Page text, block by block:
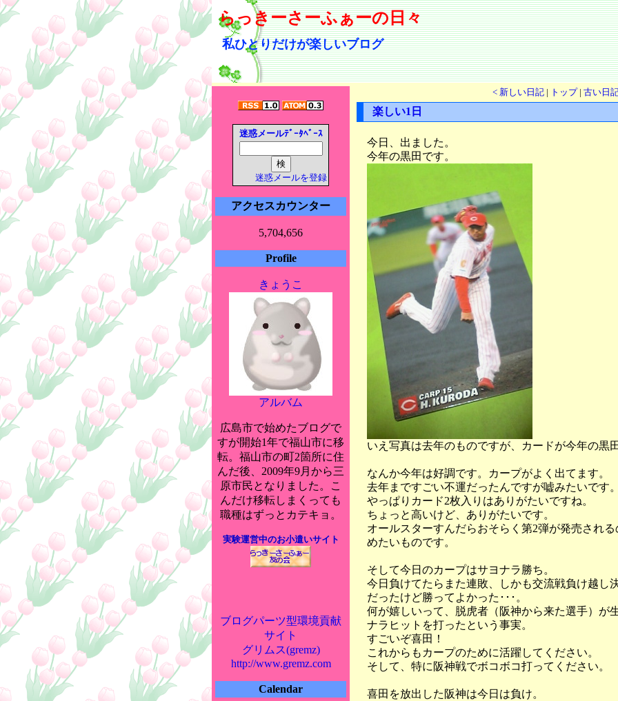
らっきーさーふぁーの日々
私ひとりだけが楽しいブログ
迷惑メールﾃﾞｰﾀﾍﾞｰｽ
迷惑メールを登録
アクセスカウンター
5,704,656
Profile
きょうこ
アルバム
広島市で始めたブログで
すが開始1年で福山市に移
転。福山市の町2箇所に住
んだ後、2009年9月から三
原市民となりました。こ
んだけ移転しまくっても
職種はずっとカテキョ。
実験運営中のお小遣いサイト
ブログパーツ型環境貢献
サイト
グリムス(gremz)
http://www.gremz.com
Calendar
< 新しい日記| トップ| 古い日
楽しい1日
今日、出ました。
今年の黒田です。
いえ写真は去年のものですが、カードが今年の黒
なんか今年は好調です。カープがよく出てます。
去年まですごい不運だったんですが嘘みたいです
やっぱりカード2枚入りはありがたいですね。
ちょっと高いけど、ありがたいです。
オールスターすんだらおそらく第2弾が発売され
めたいものです。
そして今日のカープはサヨナラ勝ち。
今日負けてたらまた連敗、しかも交流戦負け越し
だったけど勝ってよかった･･･。
何が嬉しいって、脱虎者（阪神から来た選手）が
ナラヒットを打ったという事実。
すごいぞ喜田！
これからもカープのために活躍してください。
そして、特に阪神戦でボコボコ打ってください。
喜田を放出した阪神は今日は負け。